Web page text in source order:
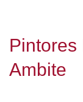
Pintores
Ambite